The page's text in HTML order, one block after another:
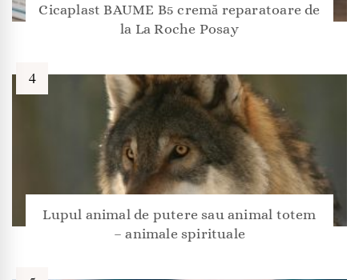
Cicaplast BAUME B5 cremă reparatoare de
la La Roche Posay
Lupul animal de putere sau animal totem
– animale spirituale